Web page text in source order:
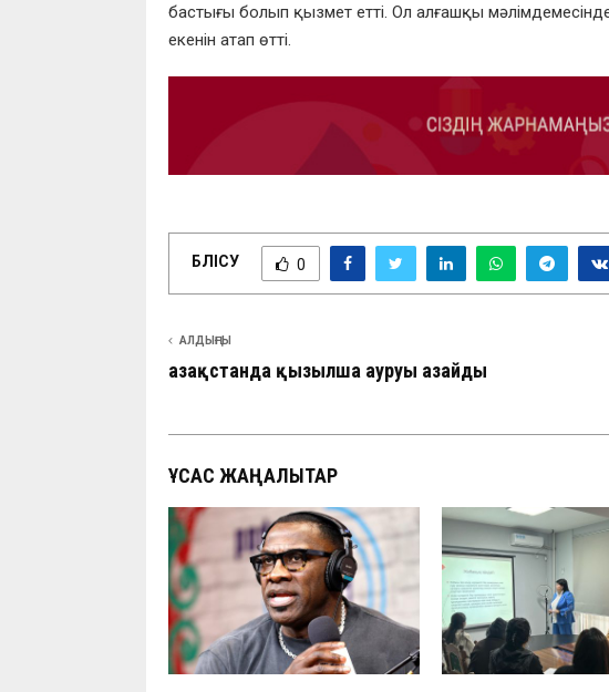
бастығы болып қызмет етті. Ол алғашқы
екенін атап өтті.
БӨЛІСУ 0
АЛДЫҢҒЫ
Қазақстанда қызылша ауруы азайды
ҰҚСАС ЖАҢАЛЫҚТАР